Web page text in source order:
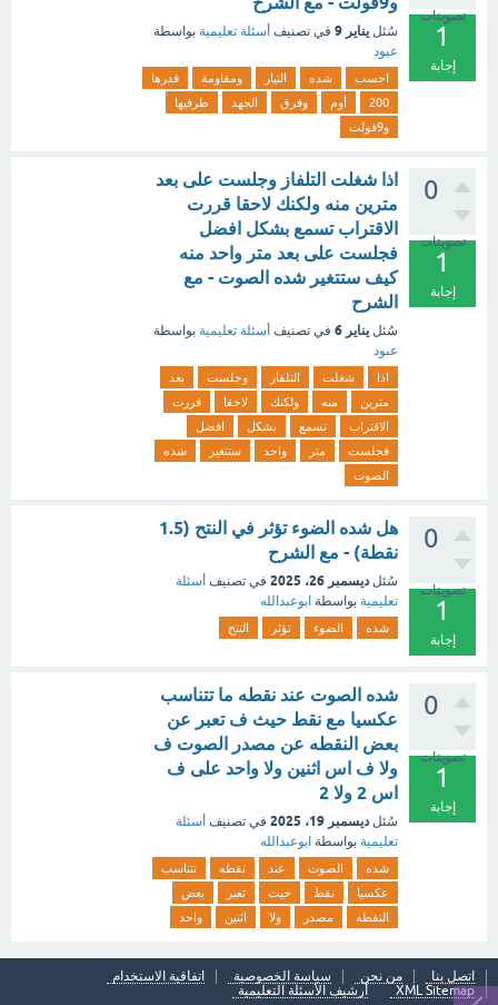
تصويتات
1
إجابة
سُئل يناير 9 في تصنيف أسئلة تعليمية بواسطة
عبود
احسب شده التيار ومقاومة
قدرها
200
أوم وفرق الجهد
طرفيها
و9فولت
0
تصويتات
1
إجابة
اذا شغلت التلفاز وجلست على بعد
مترين منه ولكنك لاحقا قررت
الاقتراب تسمع بشكل افضل
فجلست على بعد متر واحد منه
كيف ستتغير شده الصوت - مع
الشرح
سُئل يناير 6 في تصنيف أسئلة تعليمية بواسطة
عبود
اذا شغلت التلفاز وجلست
بعد
مترين
منه ولكنك لاحقا
قررت
الاقتراب
تسمع بشكل
افضل
فجلست
متر واحد ستتغير
شده
الصوت
0
تصويتات
1
إجابة
هل شده الضوء تؤثر في النتح (1.5
نقطة) - مع الشرح
سُئل ديسمبر 26، 2025 في تصنيف أسئلة
تعليمية بواسطة ابوعبدالله
شده الضوء تؤثر النتح
0
تصويتات
1
إجابة
شده الصوت عند نقطه ما تتناسب
عكسيا مع نقط حيث ف تعبر عن
بعض النقطه عن مصدر الصوت ف
ولا ف اس اثنين ولا واحد على ف
اس 2 ولا 2
سُئل ديسمبر 19، 2025 في تصنيف أسئلة
تعليمية بواسطة ابوعبدالله
شده الصوت عند نقطه
تتناسب
عكسيا
نقط حيث تعبر
بعض
النقطه
مصدر ولا اثنين واحد
اتصل بنا من نحن سياسة الخصوصية
اتفاقية الاستخدام
XML Sitemap
أرشيف الأسئلة التعليمية